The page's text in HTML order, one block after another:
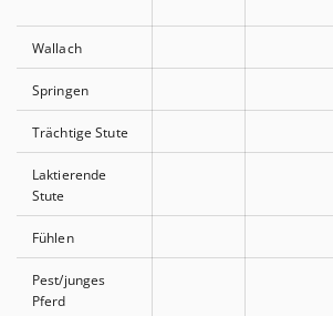
Wallach
Springen
Trächtige Stute
Laktierende
Stute
Fühlen
Pest/junges
Pferd